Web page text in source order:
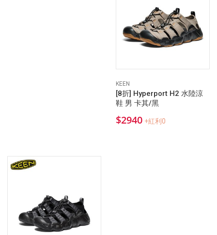
KEEN
[8折] Hyperport H2 水陸涼
鞋 男 卡其/黑
$2940 +紅利0